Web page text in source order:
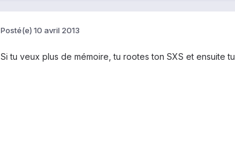
Posté(e) 10 avril 2013
Si tu veux plus de mémoire, tu rootes ton SXS et ensuite